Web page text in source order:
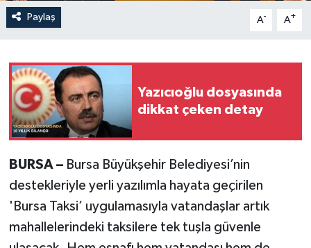
Paylaş A- A+
Yazıcıoğlu dosyasında
dikkat çeken detay
BURSA –Bursa Büyükşehir Belediyesi’nin
destekleriyle yerli yazılımla hayata geçirilen
'Bursa Taksi’ uygulamasıyla vatandaşlar artık
mahallelerindeki taksilere tek tuşla güvenle